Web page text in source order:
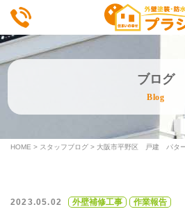
ブログ
Blog
HOME > スタッフブログ > 大阪市平野区 戸建 パタ
2023.05.02 外壁補修工事 作業報告